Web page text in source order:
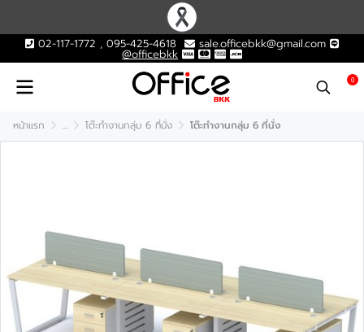
02-117-1772 , 095-425-4618 sale.officebkk@gmail.com
@officebkk
0
หน้าแรก ... โต๊ะทำงานกลุ่ม 6 ที่นั่ง โต๊ะทำงานกลุ่ม 6 ที่นั่ง